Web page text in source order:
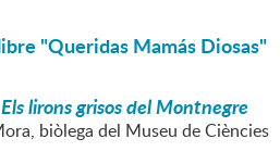
"Queridas Mamás Diosas"
Els lirons grisos del Montnegre
biòlega del Museu de Ciències